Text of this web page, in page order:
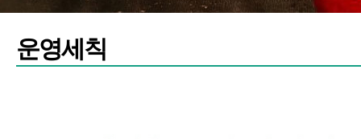
운영세칙